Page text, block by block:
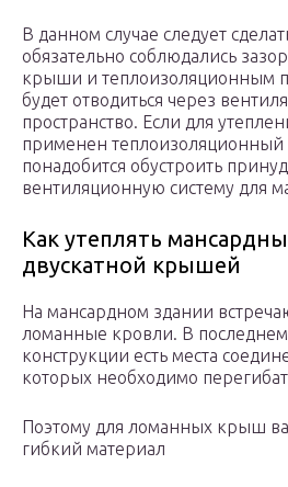
В данном случае следует
обязательно соблюдались
крыши и теплоизоляционным
будет отводиться через
пространство. Если для
применен теплоизоляционный
понадобится обустроить
вентиляционную систему для
Как утеплять
двускатной крышей
На мансардном здании
ломанные кровли. В последнем
конструкции есть места
которых необходимо
Поэтому для ломанных крыш
гибкий материал